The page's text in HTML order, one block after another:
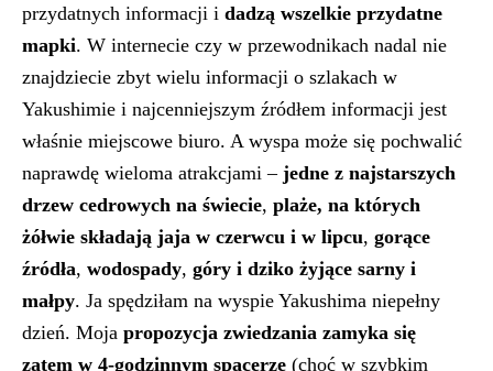
przydatnych informacji i dadzą wszelkie przydatne
mapki. W internecie czy w przewodnikach nadal nie
znajdziecie zbyt wielu informacji o szlakach w
Yakushimie i najcenniejszym źródłem informacji jest
właśnie miejscowe biuro. A wyspa może się pochwalić
naprawdę wieloma atrakcjami – jedne z najstarszych
drzew cedrowych na świecie, plaże, na których
żółwie składają jaja w czerwcu i w lipcu, gorące
źródła, wodospady, góry i dziko żyjące sarny i
małpy. Ja spędziłam na wyspie Yakushima niepełny
dzień. Moja propozycja zwiedzania zamyka się
zatem w 4-godzinnym spacerze (choć w szybkim